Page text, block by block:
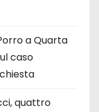
a Quarta
caso
quattro